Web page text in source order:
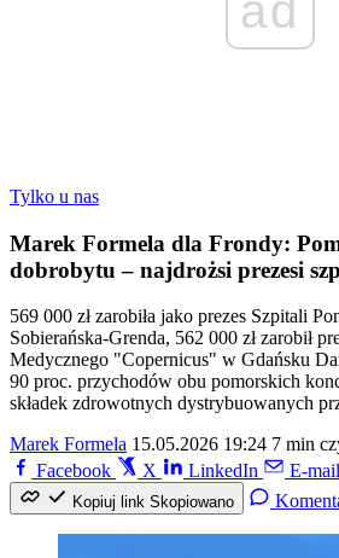
ad
Tylko u nas
Marek Formela dla Frondy:
dobrobytu – najdrożsi prezesi
569 000 zł zarobiła jako prezes Szpitali
Sobierańska-Grenda, 562 000 zł zarobił
Medycznego "Copernicus" w Gdańsku
90 proc. przychodów obu pomorskich
składek zdrowotnych dystrybuowanych
Marek Formela 15.05.2026 19:24 7 min
Facebook
X LinkedIn E-mail
Kopiuj link Skopiowano